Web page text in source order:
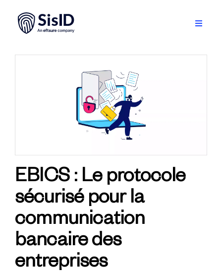
contenu
Toggle
Se connecter
Planifiez une démo
Français
EBICS : Le protocole
sécurisé pour la
communication
bancaire des
entreprises